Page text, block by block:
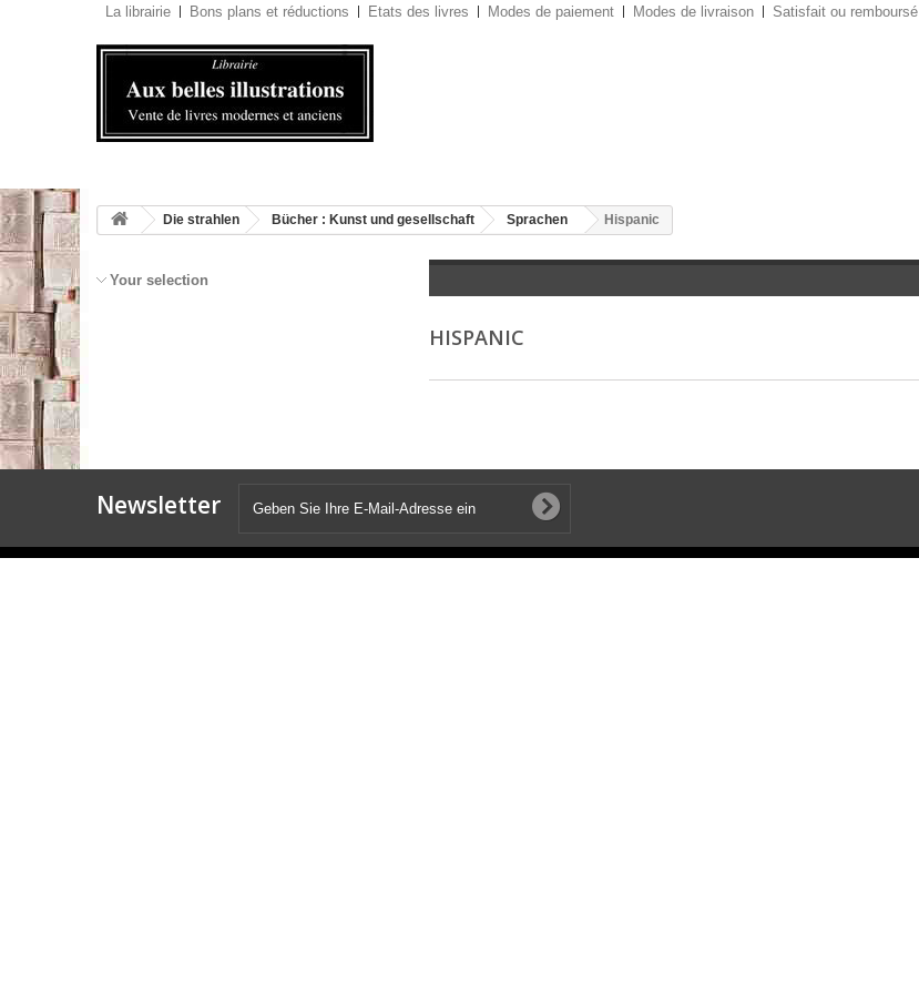
La librairie Bons plans et réductions Etats des livres Modes de paiement Modes de livraison Satisfait ou remboursé
Die strahlen Bücher : Kunst und gesellschaft Sprachen Hispanic
Your selection
HISPANIC
Newsletter